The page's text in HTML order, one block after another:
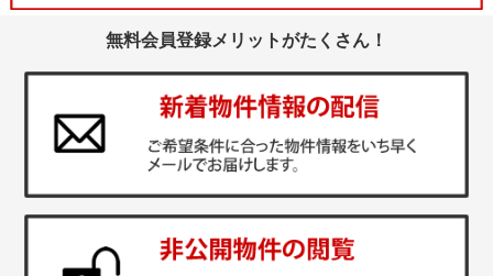
無料会員登録メリットがたくさん！